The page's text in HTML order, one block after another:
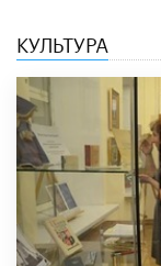
КУЛЬТУРА